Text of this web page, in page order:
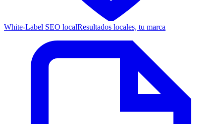
White-Label SEO localResultados locales, tu marca